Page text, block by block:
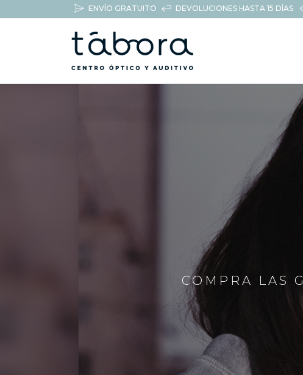
ENVÍO GRATUITO DEVOLUCIONES HASTA 15 DÍAS
COMPRA LAS